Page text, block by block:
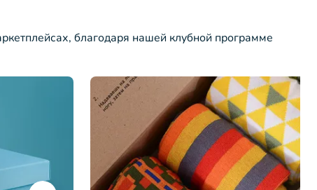
благодаря нашей клубной программе